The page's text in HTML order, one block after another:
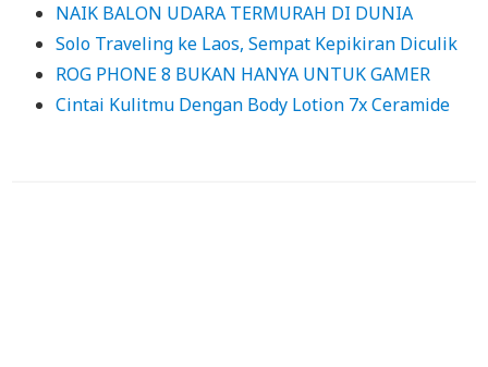
NAIK BALON UDARA TERMURAH DI DUNIA
Solo Traveling ke Laos, Sempat Kepikiran Diculik
ROG PHONE 8 BUKAN HANYA UNTUK GAMER
Cintai Kulitmu Dengan Body Lotion 7x Ceramide